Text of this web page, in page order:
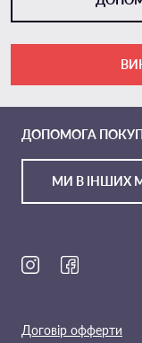
МИ В ІНШИХ
ДОПОМОГА
Договір офферти